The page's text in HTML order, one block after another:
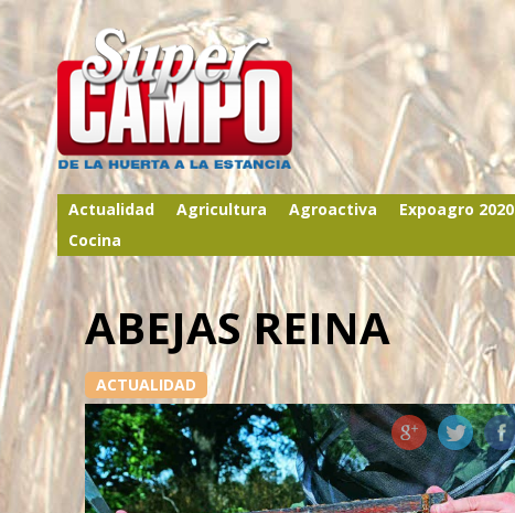
Actualidad Agricultura Agroactiva Expoagro 2020
Cocina
ABEJAS REINA
ACTUALIDAD